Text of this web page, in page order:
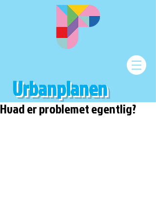
Urbanplanen
Hvad er problemet egentlig?